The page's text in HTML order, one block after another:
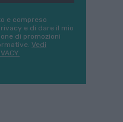
e compreso
e di dare il mio
di promozioni
Vedi